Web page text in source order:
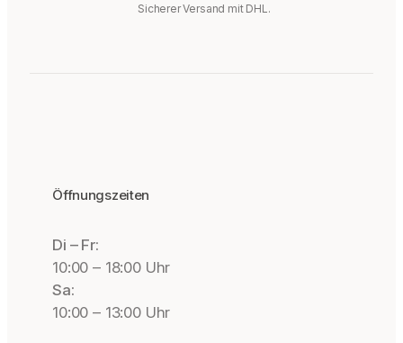
Sicherer Versand mit DHL.
Öffnungszeiten
Di – Fr:
10:00 – 18:00 Uhr
Sa:
10:00 – 13:00 Uhr